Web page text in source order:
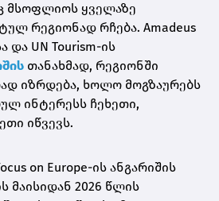
მსოფლიოს ყველაზე
რეგიონად რჩება. Amadeus
და UN Tourism-ის
თანახმად, რეგიონში
იზრდება, ხოლო მოგზაურებს
ინტერესს ჩეხეთი,
იწვევს.
on Europe-ის ანგარიშის
მაისიდან 2026 წლის